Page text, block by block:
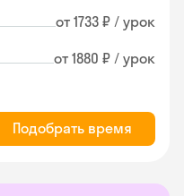
от 1733 ₽ / урок
от 1880 ₽ / урок
Подобрать время